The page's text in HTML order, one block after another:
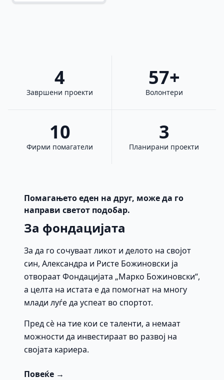
4
Завршени проекти
57+
Волонтери
10
Фирми помагатели
3
Планирани проекти
Помагањето еден на друг, може да го
направи светот подобар.
За фондацијата
За да го сочуваат ликот и делото на својот
син, Александра и Ристе Божиновски ја
отвораат Фондацијата „Марко Божиновски“,
а целта на истата е да помогнат на многу
млади луѓе да успеат во спортот.
Пред сè на тие кои се таленти, а немаат
можности да инвестираат во развој на
својата кариера.
Повеќе →